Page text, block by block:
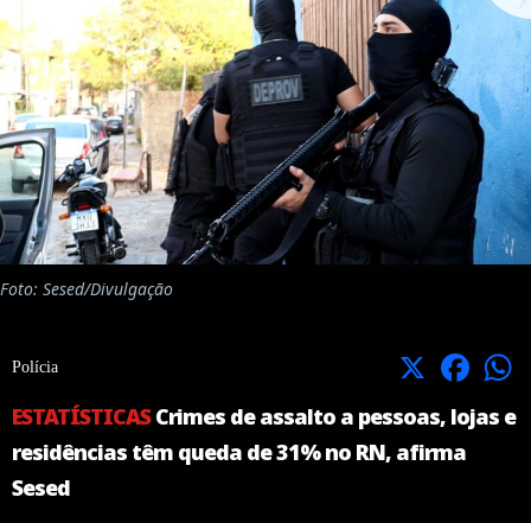
Foto: Sesed/Divulgação
Polícia X Facebook
ESTATÍSTICASCrimes de assalto a pessoas, lojas e
residências têm queda de 31% no RN, afirma
Sesed